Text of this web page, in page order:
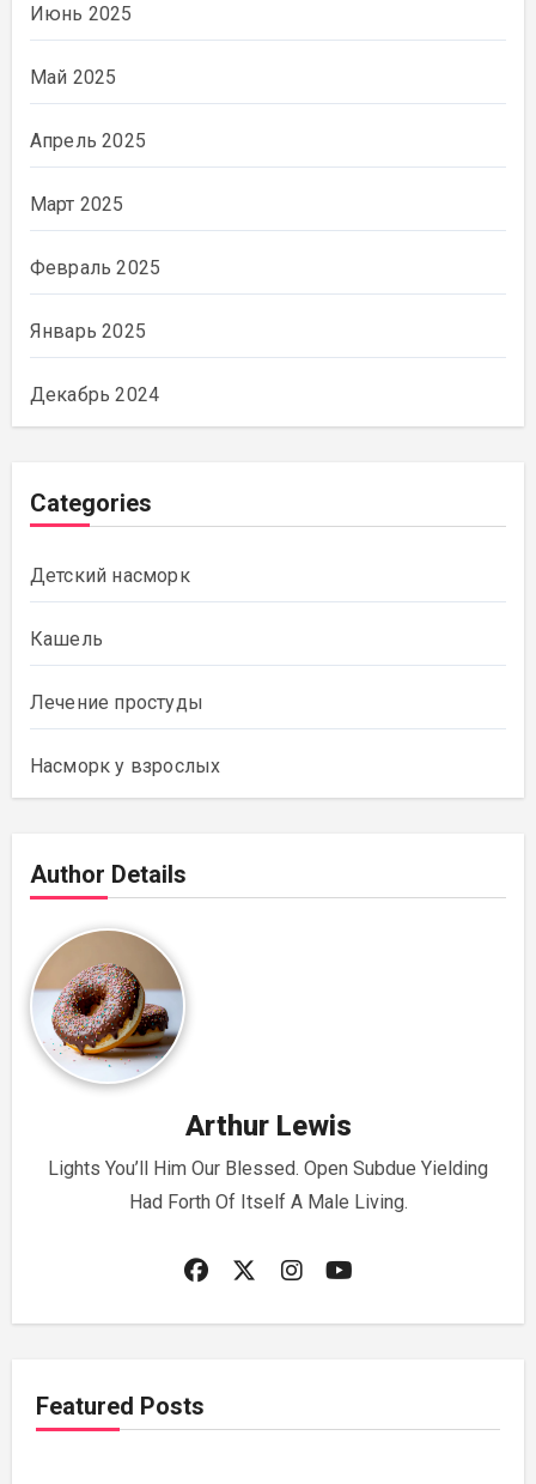
Июнь 2025
Май 2025
Апрель 2025
Март 2025
Февраль 2025
Январь 2025
Декабрь 2024
Categories
Детский насморк
Кашель
Лечение простуды
Насморк у взрослых
Author Details
Arthur Lewis
Lights You’ll Him Our Blessed. Open Subdue Yielding
Had Forth Of Itself A Male Living.
Featured Posts